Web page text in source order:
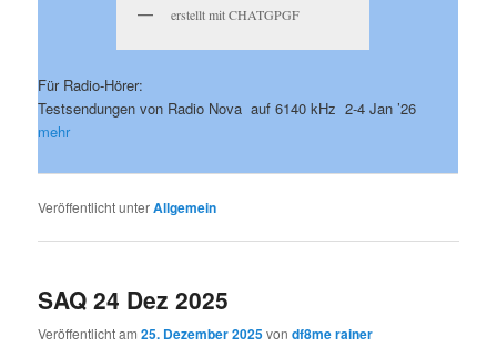
erstellt mit CHATGPGF
Für Radio-Hörer:
Testsendungen von Radio Nova auf 6140 kHz 2-4 Jan ’26
mehr
Veröffentlicht unterAllgemein
SAQ 24 Dez 2025
Veröffentlicht am25. Dezember 2025vondf8me rainer